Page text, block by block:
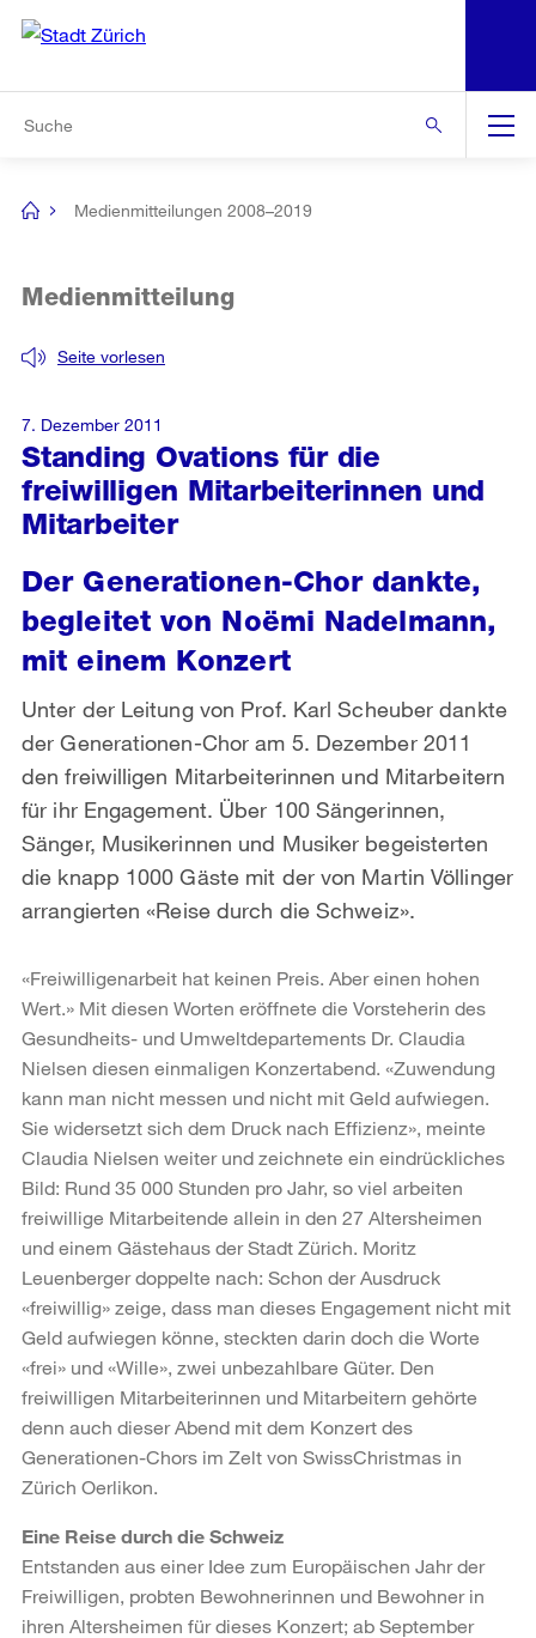
Navigation
[no
Medienmitteilungen 2008–2019
Standing Ovations für die
freiwilligen Mitarbeiterinnen und
Mitarbeiter
Seite vorlesen
Medienmitteilung
Der Generationen-Chor dankte,
begleitet von Noëmi Nadelmann,
mit einem Konzert
Unter der Leitung von Prof. Karl Scheuber dankte
der Generationen-Chor am 5. Dezember 2011
den freiwilligen Mitarbeiterinnen und Mitarbeitern
für ihr Engagement. Über 100 Sängerinnen,
Sänger, Musikerinnen und Musiker begeisterten
die knapp 1000 Gäste mit der von Martin Völlinger
arrangierten «Reise durch die Schweiz».
7. Dezember 2011
«Freiwilligenarbeit hat keinen Preis. Aber einen hohen
Wert.» Mit diesen Worten eröffnete die Vorsteherin des
Gesundheits- und Umweltdepartements Dr. Claudia
Nielsen diesen einmaligen Konzertabend. «Zuwendung
kann man nicht messen und nicht mit Geld aufwiegen.
Sie widersetzt sich dem Druck nach Effizienz», meinte
Claudia Nielsen weiter und zeichnete ein eindrückliches
Bild: Rund 35 000 Stunden pro Jahr, so viel arbeiten
freiwillige Mitarbeitende allein in den 27 Altersheimen
und einem Gästehaus der Stadt Zürich. Moritz
Leuenberger doppelte nach: Schon der Ausdruck
«freiwillig» zeige, dass man dieses Engagement nicht mit
Geld aufwiegen könne, steckten darin doch die Worte
«frei» und «Wille», zwei unbezahlbare Güter. Den
freiwilligen Mitarbeiterinnen und Mitarbeitern gehörte
denn auch dieser Abend mit dem Konzert des
Generationen-Chors im Zelt von SwissChristmas in
Zürich Oerlikon.
Eine Reise durch die Schweiz
Entstanden aus einer Idee zum Europäischen Jahr der
Freiwilligen, probten Bewohnerinnen und Bewohner in
ihren Altersheimen für dieses Konzert; ab September